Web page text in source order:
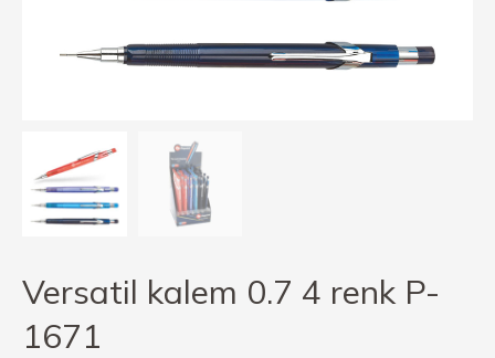
Versatil kalem 0.7 4 renk P-
1671